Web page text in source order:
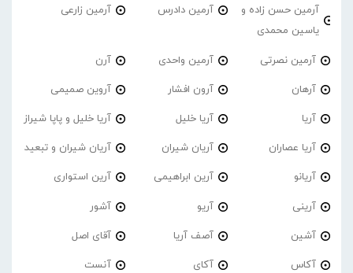
آرمین حسن زاده و
یاسین محمدی
آرمین دادرس آرمین زارعی
آرمین نصرتی آرمین واحدی آرن
آرهان آرون افشار آروین صمیمی
آریا آریا خلیل آریا خلیل و پاپا شیراز
آریا عصاران آریان شیران آریان شیران و تبعید
آریانو آرین ابراهیمی آرین استواری
آرینی آریو آشور
آشین آصف آریا آقای اصل
آکاس آکای آنست